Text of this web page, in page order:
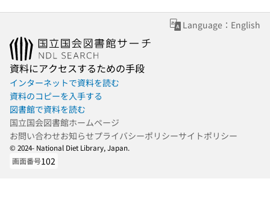
Language：English
資料にアクセスするための手段
インターネットで資料を読む
資料のコピーを入手する
図書館で資料を読む
国立国会図書館ホームページ
お問い合わせお知らせプライバシーポリシーサイトポリシー
© 2024- National Diet Library, Japan.
画面番号102